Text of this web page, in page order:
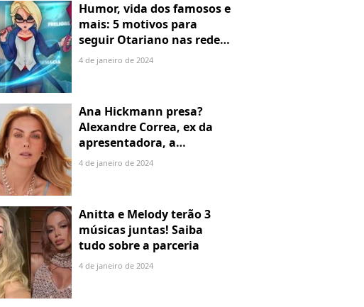
Humor, vida dos famosos e
mais: 5 motivos para
seguir Otariano nas redes
sociais
4 de janeiro de 2024
Ana Hickmann presa?
Alexandre Correa, ex da
apresentadora, a
denuncia por alienação
4 de janeiro de 2024
Anitta e Melody terão 3
músicas juntas! Saiba
tudo sobre a parceria
4 de janeiro de 2024